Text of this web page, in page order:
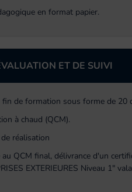
en format papier.
ET DE SUIVI
fin de formation sous forme de
à chaud (QCM).
réalisation
QCM final, délivrance d'un
EXTERIEURES Niveau 1"